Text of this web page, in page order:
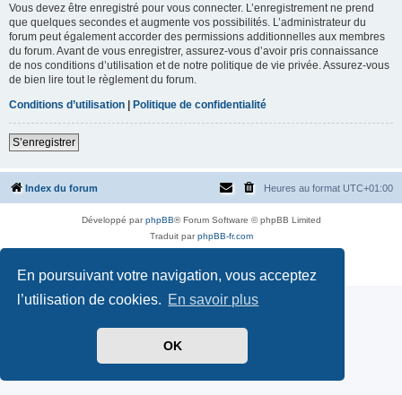
En poursuivant votre navigation, vous acceptez
l’utilisation de cookies. En savoir plus
OK
Vous devez être enregistré pour vous connecter. L’enregistrement ne prend
que quelques secondes et augmente vos possibilités. L’administrateur du
forum peut également accorder des permissions additionnelles aux membres
du forum. Avant de vous enregistrer, assurez-vous d’avoir pris connaissance
de nos conditions d’utilisation et de notre politique de vie privée. Assurez-vous
de bien lire tout le règlement du forum.
Conditions d’utilisation | Politique de confidentialité
S’enregistrer
Index du forum Heures au format UTC+01:00
Développé parphpBB® Forum Software © phpBB Limited
Traduit parphpBB-fr.com
Confidentialité